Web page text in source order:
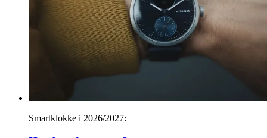
Smartklokke i 2026/2027: